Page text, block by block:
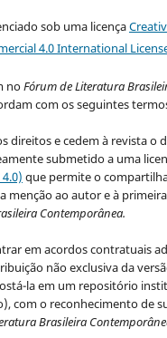
sob uma licença
4.0 International
noFórum de Literatura
com os seguintes
direitos e cedem à revista o
submetido a uma
que permite o
menção ao autor e à
Contemporânea.
em acordos contratuais
não exclusiva da
la em um repositório
com o reconhecimento de
Brasileira